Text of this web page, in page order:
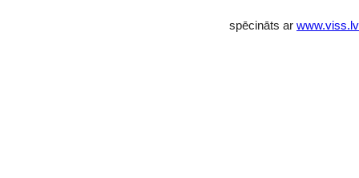
spēcināts ar www.viss.lv